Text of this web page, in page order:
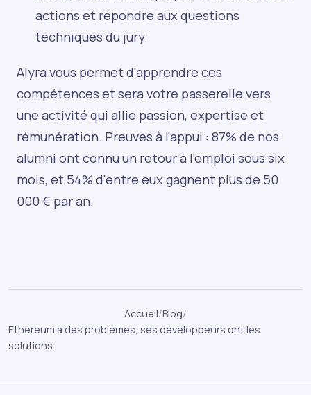
actions et répondre aux questions
techniques du jury.
‍Alyra vous permet d'apprendre ces
compétences et sera votre passerelle vers
une activité qui allie passion, expertise et
rémunération. Preuves à l'appui : 87% de nos
alumni ont connu un retour à l'emploi sous six
mois, et 54% d'entre eux gagnent plus de 50
000 € par an.
Accueil/Blog/
Ethereum a des problèmes, ses développeurs ont les
solutions